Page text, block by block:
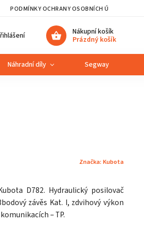
PODMÍNKY OCHRANY OSOBNÍCH ÚDAJŮ
Nákupní košík
Prázdný košík
Náhradní díly Segway
Značka: Kubota
D782. Hydraulický posilovač
závěs Kat. I, zdvihový výkon
– TP.